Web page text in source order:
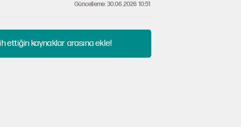
Güncelleme: 30.06.2026 10:51
ettiğin kaynaklar arasına ekle!